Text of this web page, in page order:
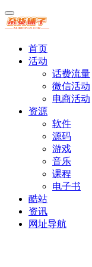
首页
活动
话费流量
微信活动
电商活动
资源
软件
源码
游戏
音乐
课程
电子书
酷站
资讯
网址导航